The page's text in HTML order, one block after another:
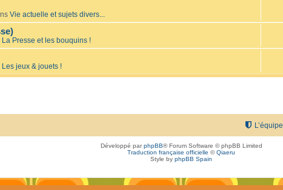
Vie actuelle et sujets divers...
La Presse et les bouquins !
Les jeux & jouets !
L’équipe
Développé parphpBB® Forum Software © phpBB Limited
Traduction française officielle ©Qiaeru
Style by phpBB Spain